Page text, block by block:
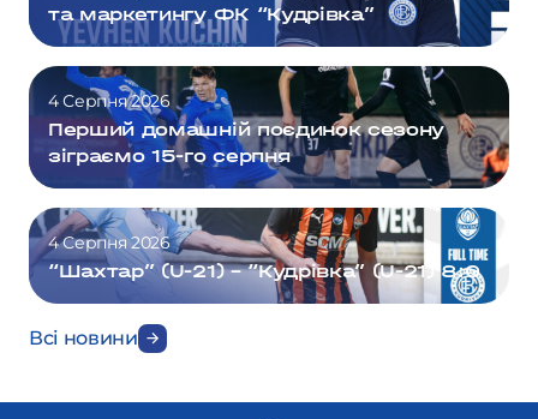
та маркетингу ФК “Кудрівка”
4 Серпня 2026
Перший домашній поєдинок сезону
зіграємо 15-го серпня
4 Серпня 2026
“Шахтар” (U-21) – “Кудрівка” (U-21) 8:0
Всі новини